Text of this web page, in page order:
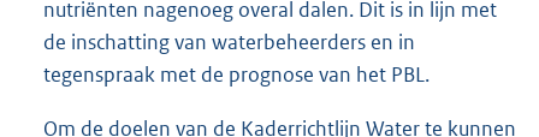
nutriënten nagenoeg overal dalen. Dit is in lijn met
de inschatting van waterbeheerders en in
tegenspraak met de prognose van het PBL.
Om de doelen van de Kaderrichtlijn Water te kunnen